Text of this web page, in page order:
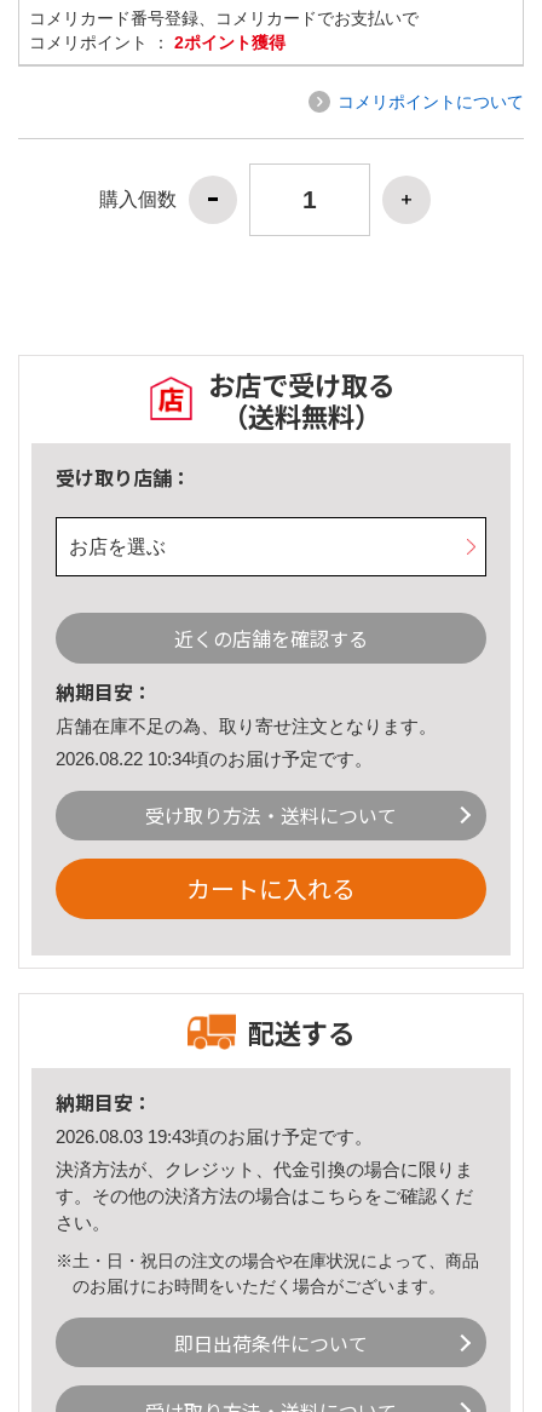
コメリカード番号登録、コメリカードでお支払いで
コメリポイント ： 2ポイント獲得
コメリポイントについて
購入個数
お店で受け取る
（送料無料）
受け取り店舗：
お店を選ぶ
近くの店舗を確認する
納期目安：
店舗在庫不足の為、取り寄せ注文となります。
2026.08.22 10:34頃のお届け予定です。
受け取り方法・送料について
カートに入れる
配送する
納期目安：
2026.08.03 19:43頃のお届け予定です。
決済方法が、クレジット、代金引換の場合に限りま
す。その他の決済方法の場合はこちら をご確認くだ
さい。
※土・日・祝日の注文の場合や在庫状況によって、商品
のお届けにお時間をいただく場合がございます。
即日出荷条件について